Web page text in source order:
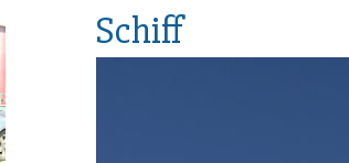
Schiff